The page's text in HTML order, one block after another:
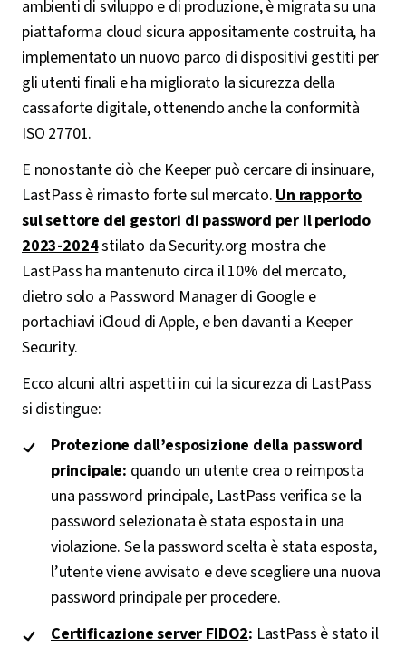
ambienti di sviluppo e di produzione, è migrata su una
piattaforma cloud sicura appositamente costruita, ha
implementato un nuovo parco di dispositivi gestiti per
gli utenti finali e ha migliorato la sicurezza della
cassaforte digitale, ottenendo anche la conformità
ISO 27701.
E nonostante ciò che Keeper può cercare di insinuare,
LastPass è rimasto forte sul mercato.Un rapporto
sul settore dei gestori di password per il periodo
2023-2024stilato da Security.org mostra che
LastPass ha mantenuto circa il 10% del mercato,
dietro solo a Password Manager di Google e
portachiavi iCloud di Apple, e ben davanti a Keeper
Security.
Ecco alcuni altri aspetti in cui la sicurezza di LastPass
si distingue:
Protezione dall’esposizione della password
principale: quando un utente crea o reimposta
una password principale, LastPass verifica se la
password selezionata è stata esposta in una
violazione. Se la password scelta è stata esposta,
l’utente viene avvisato e deve scegliere una nuova
password principale per procedere.
Certificazione server FIDO2: LastPass è stato il